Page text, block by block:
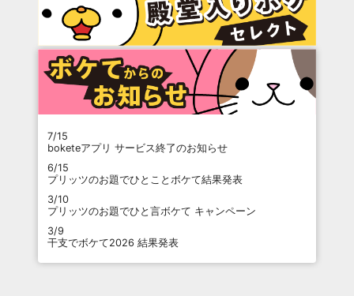
7/15
boketeアプリ サービス終了のお知らせ
6/15
プリッツのお題でひとことボケて結果発表
3/10
プリッツのお題でひと言ボケて キャンペーン
3/9
干支でボケて2026 結果発表